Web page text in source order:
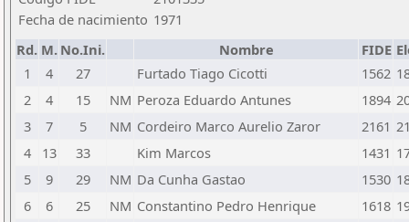
Fecha de nacimiento 1971
Rd. M. No.Ini. Nombre FIDE
1
4 27 Furtado Tiago Cicotti 1562
2
4 15 NM Peroza Eduardo Antunes 1894
3
7 5 NM Cordeiro Marco Aurelio Zaror 2161
4
13 33 Kim Marcos 1431
5
9 29 NM Da Cunha Gastao 1530
6
6 25 NM Constantino Pedro Henrique 1618